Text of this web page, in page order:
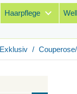
Haarpflege